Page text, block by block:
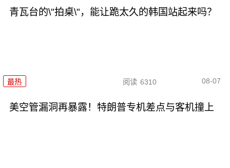
青瓦台的\"拍桌\"，能让跪太久的韩国站起来吗？
最热 阅读 6310 08-07
美空管漏洞再暴露！特朗普专机差点与客机撞上